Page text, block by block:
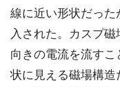
線に近い形状だっ
入された。カスプ
向きの電流を流す
状に見える磁場構